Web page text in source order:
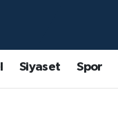
Siyaset Spor
Eczaneler
Durumu